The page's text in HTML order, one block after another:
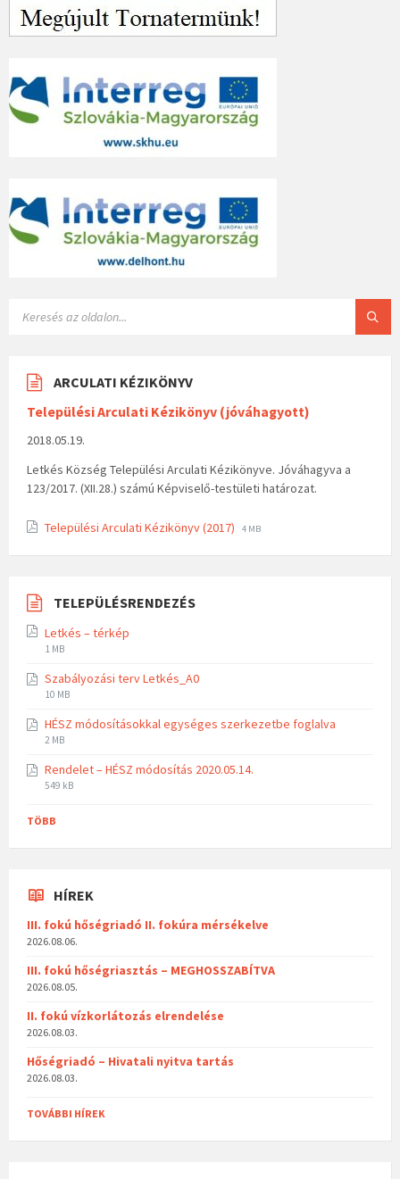
ARCULATI KÉZIKÖNYV
Települési Arculati Kézikönyv (jóváhagyott)
2018.05.19.
Letkés Község Települési Arculati Kézikönyve. Jóváhagyva a
123/2017. (XII.28.) számú Képviselő-testületi határozat.
Települési Arculati Kézikönyv (2017) 4 MB
TELEPÜLÉSRENDEZÉS
Letkés – térkép
1 MB
Szabályozási terv Letkés_A0
10 MB
HÉSZ módosításokkal egységes szerkezetbe foglalva
2 MB
Rendelet – HÉSZ módosítás 2020.05.14.
549 kB
TÖBB
HÍREK
III. fokú hőségriadó II. fokúra mérsékelve
2026.08.06.
III. fokú hőségriasztás – MEGHOSSZABÍTVA
2026.08.05.
II. fokú vízkorlátozás elrendelése
2026.08.03.
Hőségriadó – Hivatali nyitva tartás
2026.08.03.
TOVÁBBI HÍREK